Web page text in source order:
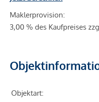
Maklerprovision:
3,00 % des Kaufpreises
Objektart: